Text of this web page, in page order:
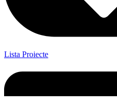
Lista Proiecte